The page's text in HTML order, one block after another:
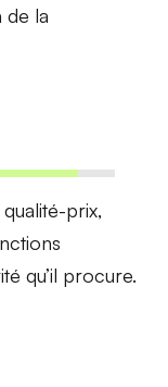
de la
prix,
qu’il procure.